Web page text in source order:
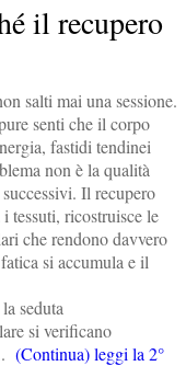
il recupero
salti mai una sessione.
senti che il corpo
fastidi tendinei
non è la qualità
Il recupero
tessuti, ricostruisce le
che rendono davvero
si accumula e il
seduta
si verificano
(Continua) leggi la 2°